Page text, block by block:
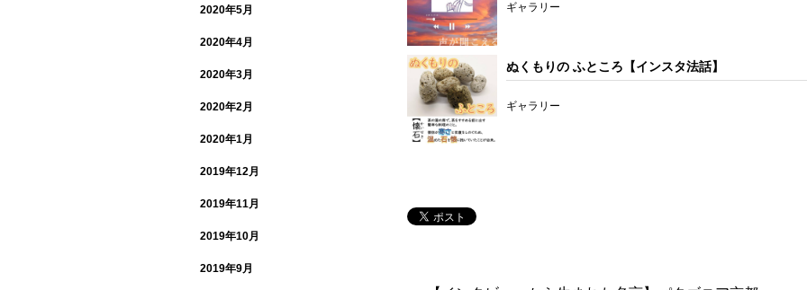
ギャラリー
ぬくもりの ふところ【インスタ法話】
ギャラリー
2020年5月
2020年4月
2020年3月
2020年2月
2020年1月
2019年12月
2019年11月
2019年10月
2019年9月